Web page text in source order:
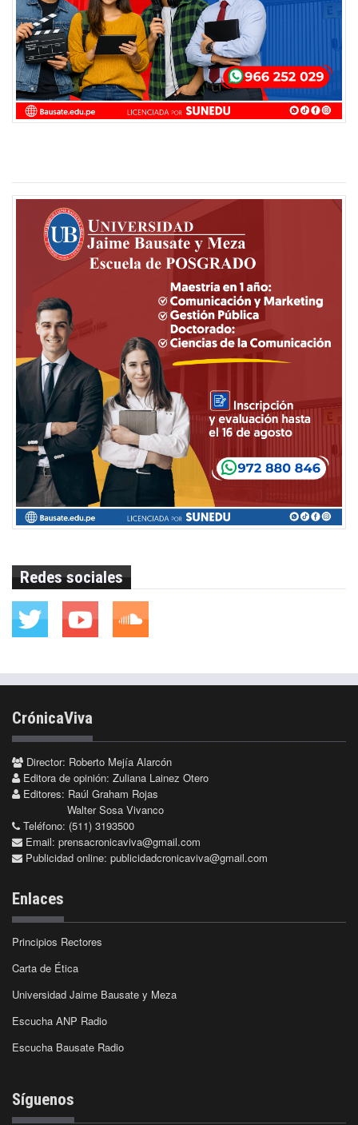
Redes sociales
CrónicaViva
Director: Roberto Mejía Alarcón
Editora de opinión: Zuliana Lainez Otero
Editores: Raúl Graham Rojas
Walter Sosa Vivanco
Teléfono: (511) 3193500
Email: prensacronicaviva@gmail.com
Publicidad online: publicidadcronicaviva@gmail.com
Enlaces
Principios Rectores
Carta de Ética
Universidad Jaime Bausate y Meza
Escucha ANP Radio
Escucha Bausate Radio
Síguenos